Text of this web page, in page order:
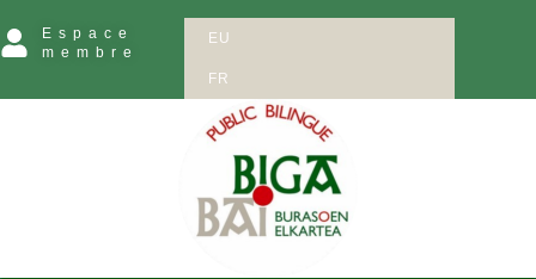
Espace
membre
EU
FR